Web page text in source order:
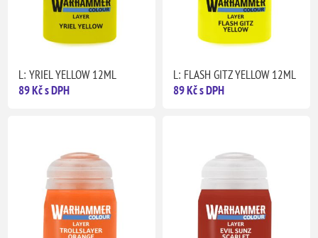
L: YRIEL YELLOW 12ML
89 Kč s DPH
L: FLASH GITZ YELLOW 12ML
89 Kč s DPH